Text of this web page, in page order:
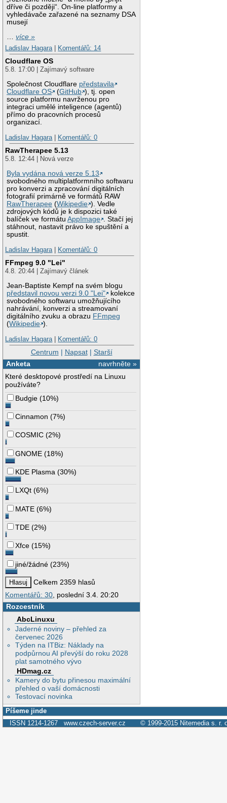
dříve či později“. On-line platformy a
vyhledávače zařazené na seznamy DSA
musejí
…více »
Ladislav Hagara | Komentářů: 14
Cloudflare OS
5.8. 17:00 | Zajímavý software
Společnost Cloudflare představila
Cloudflare OS
(GitHub ), tj. open
source platformu navrženou pro
integraci umělé inteligence (agentů)
přímo do pracovních procesů
organizací.
Ladislav Hagara | Komentářů: 0
RawTherapee 5.13
5.8. 12:44 | Nová verze
Byla vydána nová verze 5.13
svobodného multiplatformního softwaru
pro konverzi a zpracování digitálních
fotografií primárně ve formátů RAW
RawTherapee (Wikipedie ). Vedle
zdrojových kódů je k dispozici také
balíček ve formátuAppImage
. Stačí jej
stáhnout, nastavit právo ke spuštění a
spustit.
Ladislav Hagara | Komentářů: 0
FFmpeg 9.0 "Lei"
4.8. 20:44 | Zajímavý článek
Jean-Baptiste Kempf na svém blogu
představil novou verzi 9.0 "Lei"
kolekce
svobodného softwaru umožňujícího
nahrávání, konverzi a streamovaní
digitálního zvuku a obrazu FFmpeg
(Wikipedie ).
Ladislav Hagara | Komentářů: 0
Centrum | Napsat| Starší
navrhněte »
Anketa
Které desktopové prostředí na Linuxu
používáte?
Budgie (10%)
Cinnamon (7%)
COSMIC (2%)
GNOME (18%)
KDE Plasma (30%)
LXQt (6%)
MATE (6%)
TDE (2%)
Xfce (15%)
jiné/žádné (23%)
Celkem 2359 hlasů
Komentářů: 30, poslední 3.4. 20:20
Rozcestník
AbcLinuxu
Jaderné noviny – přehled za
červenec 2026
Týden na ITBiz: Náklady na
podpůrnou AI převýší do roku 2028
plat samotného vývo
HDmag.cz
Kamery do bytu přinesou maximální
přehled o vaší domácnosti
Testovací novinka
Píšeme jinde
ISSN 1214-1267 www.czech-server.cz © 1999-2015 Nitemedia s. r.